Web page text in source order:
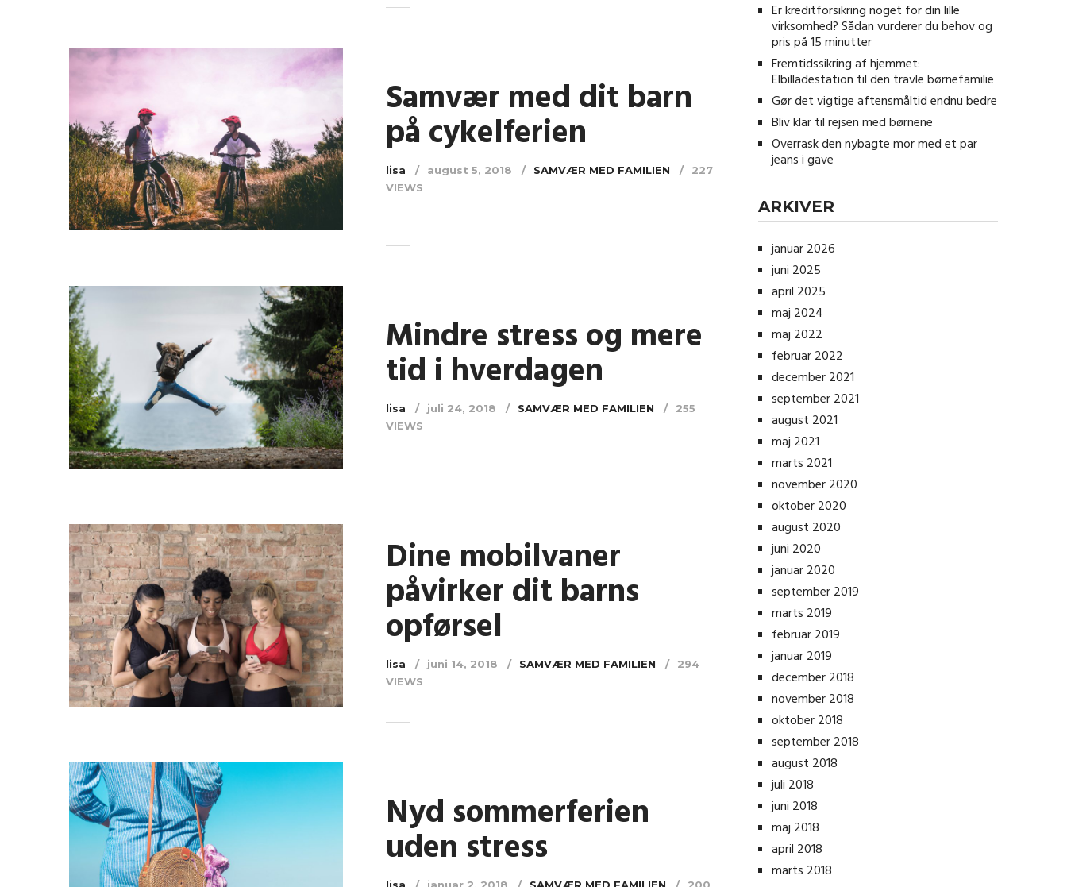
Samvær med dit barn
på cykelferien
lisa august 5, 2018 SAMVÆR MED FAMILIEN
227
VIEWS
Mindre stress og mere
tid i hverdagen
lisa juli 24, 2018 SAMVÆR MED FAMILIEN
255
VIEWS
Dine mobilvaner
påvirker dit barns
opførsel
lisa juni 14, 2018 SAMVÆR MED FAMILIEN
294
VIEWS
Nyd sommerferien
uden stress
Er kreditforsikring noget for din lille
virksomhed? Sådan vurderer du behov og
pris på 15 minutter
Fremtidssikring af hjemmet:
Elbilladestation til den travle børnefamilie
Gør det vigtige aftensmåltid endnu bedre
Bliv klar til rejsen med børnene
Overrask den nybagte mor med et par
jeans i gave
ARKIVER
januar 2026
juni 2025
april 2025
maj 2024
maj 2022
februar 2022
december 2021
september 2021
august 2021
maj 2021
marts 2021
november 2020
oktober 2020
august 2020
juni 2020
januar 2020
september 2019
marts 2019
februar 2019
januar 2019
december 2018
november 2018
oktober 2018
september 2018
august 2018
juli 2018
juni 2018
maj 2018
april 2018
marts 2018